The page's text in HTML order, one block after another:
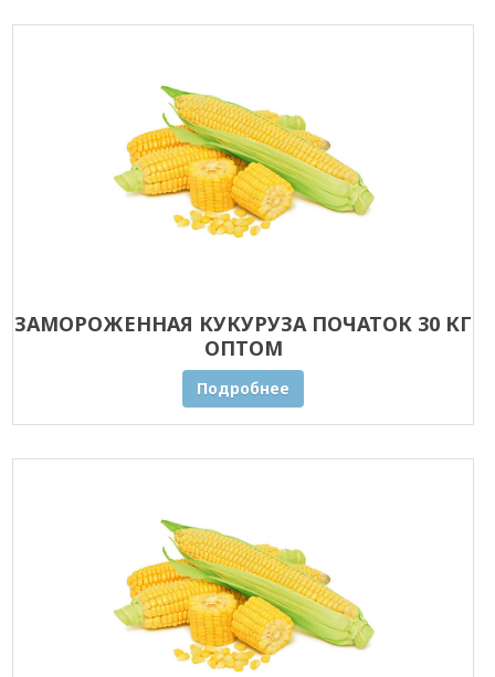
ЗАМОРОЖЕННАЯ КУКУРУЗА ПОЧАТОК 30 КГ
ОПТОМ
Подробнее